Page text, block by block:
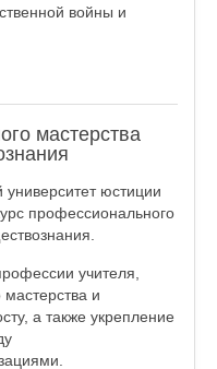
войны и
мастерства
университет юстиции
профессионального
учителя,
и
а также укрепление